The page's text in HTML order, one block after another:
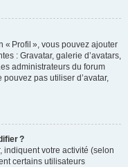
« Profil », vous pouvez ajouter
: Gravatar, galerie d’avatars,
administrateurs du forum
pas utiliser d’avatar,
?
indiquent votre activité (selon
certains utilisateurs